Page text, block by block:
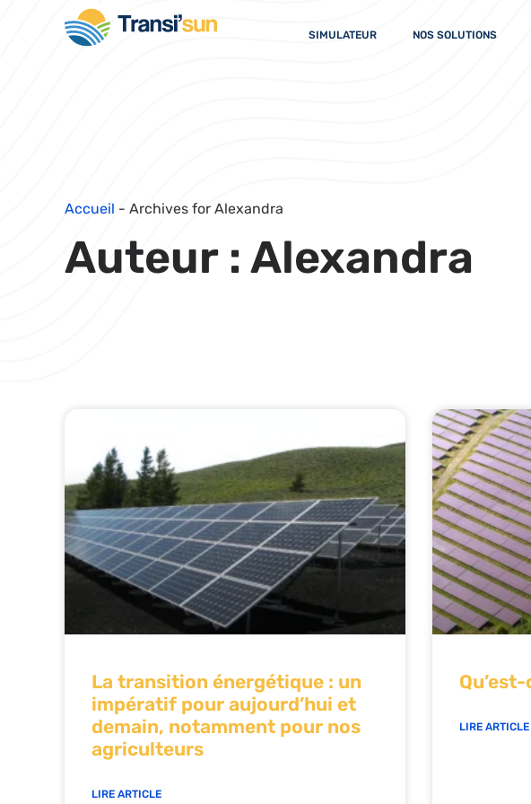
SIMULATEUR NOS SOLUTIONS
Accueil - Archives for Alexandra
Auteur : Alexandra
La transition énergétique : un
impératif pour aujourd’hui et
demain, notamment pour nos
agriculteurs
LIRE ARTICLE
LIRE ARTICLE